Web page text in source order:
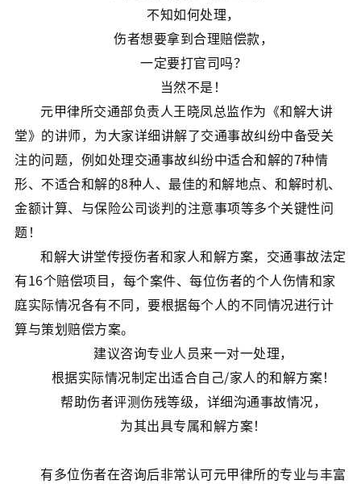
不知如何处理，
伤者想要拿到合理赔偿款，
一定要打官司吗？
当然不是！
元甲律所交通部负责人王晓凤总监作为《和解大讲
堂》的讲师，为大家详细讲解了交通事故纠纷中备受关
注的问题，例如处理交通事故纠纷中适合和解的7种情
形、不适合和解的8种人、最佳的和解地点、和解时机、
金额计算、与保险公司谈判的注意事项等多个关键性问
题！
和解大讲堂传授伤者和家人和解方案，交通事故法定
有16个赔偿项目，每个案件、每位伤者的个人伤情和家
庭实际情况各有不同，要根据每个人的不同情况进行计
算与策划赔偿方案。
建议咨询专业人员来一对一处理，
根据实际情况制定出适合自己/家人的和解方案！
帮助伤者评测伤残等级，详细沟通事故情况，
为其出具专属和解方案！
有多位伤者在咨询后非常认可元甲律所的专业与丰富